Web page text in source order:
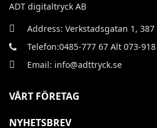
ADT digitaltryck AB
Address: Verkstadsgatan 1,
Telefon:0485-777 67 Alt 073-
Email: info@adttryck.se
VÅRT FÖRETAG
NYHETSBREV